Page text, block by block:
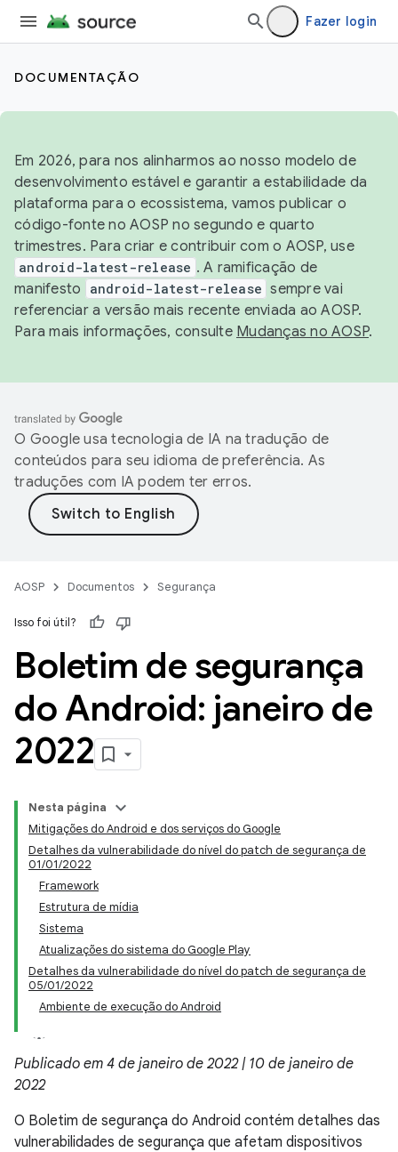
Fazer login
DOCUMENTAÇÃO
Em 2026, para nos alinharmos ao nosso modelo de
desenvolvimento estável e garantir a estabilidade da
plataforma para o ecossistema, vamos publicar o
código-fonte no AOSP no segundo e quarto
trimestres. Para criar e contribuir com o AOSP, use
android-latest-release . A ramificação de
manifesto
android-latest-release sempre vai
referenciar a versão mais recente enviada ao AOSP.
Para mais informações, consulte Mudanças no AOSP.
O Google usa tecnologia de IA na tradução de
conteúdos para seu idioma de preferência. As
traduções com IA podem ter erros.
AOSP Documentos Segurança
Isso foi útil?
Boletim de segurança
do Android: janeiro de
2022
Nesta página
Mitigações do Android e dos serviços do Google
Detalhes da vulnerabilidade do nível do patch de segurança de
01/01/2022
Framework
Estrutura de mídia
Sistema
Atualizações do sistema do Google Play
Detalhes da vulnerabilidade do nível do patch de segurança de
05/01/2022
Ambiente de execução do Android
Publicado em 4 de janeiro de 2022 | 10 de janeiro de
2022
O Boletim de segurança do Android contém detalhes das
vulnerabilidades de segurança que afetam dispositivos